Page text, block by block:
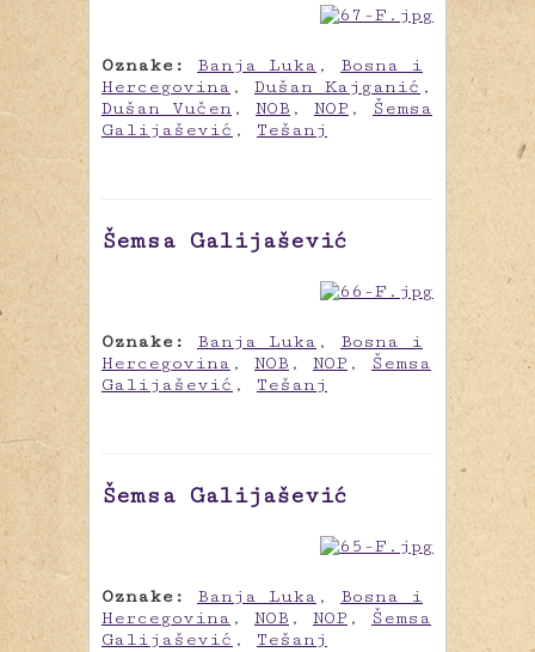
Oznake: Banja Luka , Bosna i
Hercegovina , Dušan Kajganić ,
Dušan Vučen , NOB , NOP ,
Šemsa
Galijašević , Tešanj
Šemsa Galijašević
Oznake: Banja Luka , Bosna i
Hercegovina , NOB , NOP ,
Šemsa
Galijašević , Tešanj
Šemsa Galijašević
Oznake: Banja Luka , Bosna i
Hercegovina , NOB , NOP ,
Šemsa
Galijašević , Tešanj